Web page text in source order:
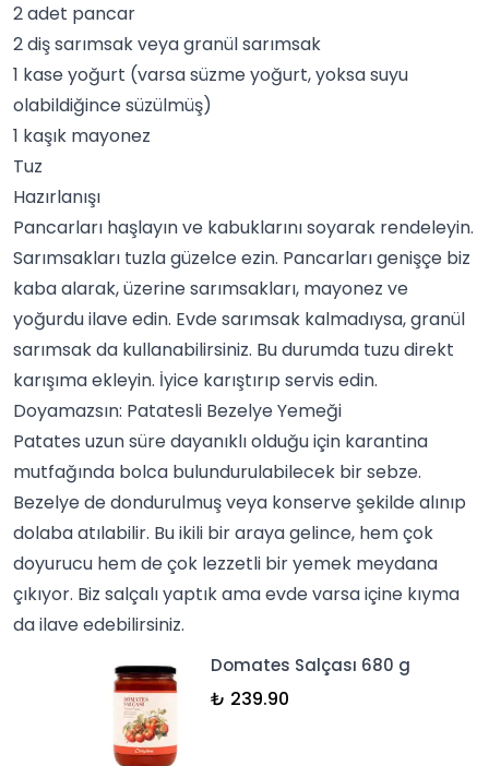
2 adet pancar
2 diş sarımsak veya granül sarımsak
1 kaseyoğurt (varsa süzme yoğurt, yoksa suyu
olabildiğince süzülmüş)
1 kaşık mayonez
Tuz
Hazırlanışı
Pancarları haşlayın ve kabuklarını soyarak rendeleyin.
Sarımsakları tuzla güzelce ezin. Pancarları genişçe biz
kaba alarak, üzerine sarımsakları, mayonez ve
yoğurdu ilave edin. Evde sarımsak kalmadıysa, granül
sarımsak da kullanabilirsiniz. Bu durumda tuzu direkt
karışıma ekleyin. İyice karıştırıp servis edin.
Doyamazsın: Patatesli Bezelye Yemeği
Patates uzun süre dayanıklı olduğu için karantina
mutfağında bolca bulundurulabilecek birsebze.
Bezelye de dondurulmuş veya konserve şekilde alınıp
dolaba atılabilir. Bu ikili bir araya gelince, hem çok
doyurucu hem de çok lezzetli bir yemek meydana
çıkıyor. Biz salçalı yaptık ama evde varsa içine kıyma
da ilave edebilirsiniz.
Domates Salçası 680 g
₺ 239.90